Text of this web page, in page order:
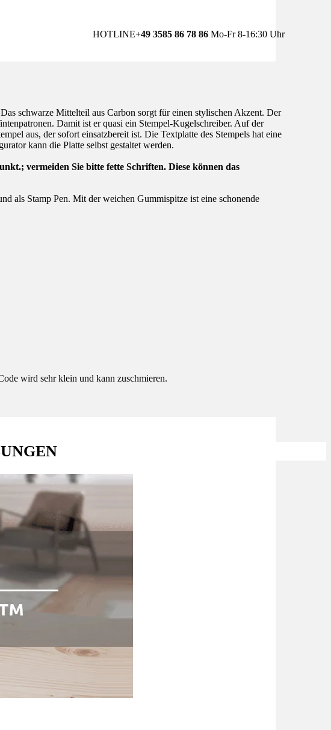
HOTLINE+49 3585 86 78 86 Mo-Fr 8-16:30 Uhr
schwarze Mittelteil aus Carbon sorgt für einen stylischen Akzent. Der
Damit ist er quasi ein Stempel-Kugelschreiber. Auf der
aus, der sofort einsatzbereit ist. Die Textplatte des Stempels hat eine
kann die Platte selbst gestaltet werden.
vermeiden Sie bitte fette Schriften. Diese können das
als Stamp Pen. Mit der weichen Gummispitze ist eine schonende
wird sehr klein und kann zuschmieren.